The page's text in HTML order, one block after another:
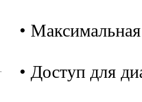
•
• Доступ для